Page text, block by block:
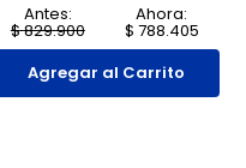
Antes:
$829.900
Ahora:
$ 788.405
Agregar al Carrito